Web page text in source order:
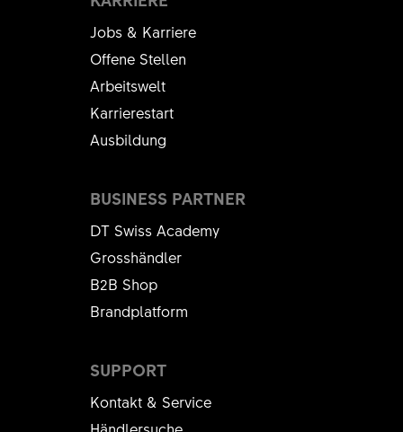
Jobs & Karriere
Offene Stellen
Arbeitswelt
Karrierestart
Ausbildung
SUPPORT
Kontakt & Service
BUSINESS PARTNER
DT Swiss Academy
Grosshändler
B2B Shop
Brandplatform